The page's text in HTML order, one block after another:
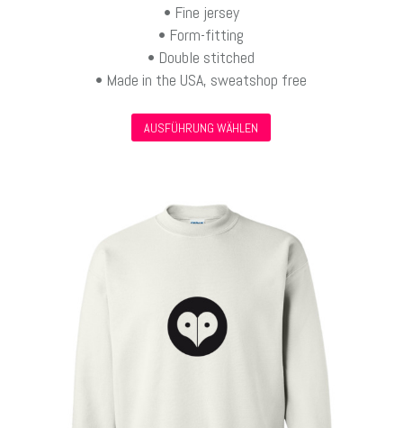
• Fine jersey
• Form-fitting
• Double stitched
• Made in the USA, sweatshop free
AUSFÜHRUNG WÄHLEN
Produkt
auf.
Die
Optionen
können
auf
der
Produktseite
gewählt
werden